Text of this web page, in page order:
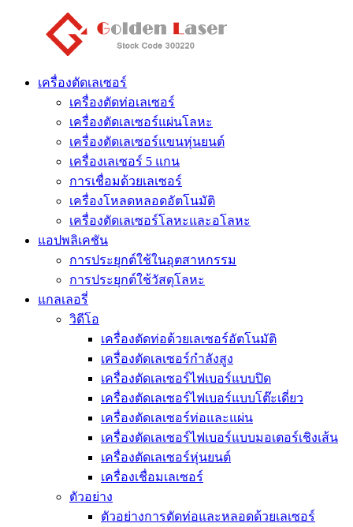
เครื่องตัดเลเซอร์
เครื่องตัดท่อเลเซอร์
เครื่องตัดเลเซอร์แผ่นโลหะ
เครื่องตัดเลเซอร์แขนหุ่นยนต์
เครื่องเลเซอร์ 5 แกน
การเชื่อมด้วยเลเซอร์
เครื่องโหลดหลอดอัตโนมัติ
เครื่องตัดเลเซอร์โลหะและอโลหะ
แอปพลิเคชัน
การประยุกต์ใช้ในอุตสาหกรรม
การประยุกต์ใช้วัสดุโลหะ
แกลเลอรี่
วิดีโอ
เครื่องตัดท่อด้วยเลเซอร์อัตโนมัติ
เครื่องตัดเลเซอร์กำลังสูง
เครื่องตัดเลเซอร์ไฟเบอร์แบบปิด
เครื่องตัดเลเซอร์ไฟเบอร์แบบโต๊ะเดี่ยว
เครื่องตัดเลเซอร์ท่อและแผ่น
เครื่องตัดเลเซอร์ไฟเบอร์แบบมอเตอร์เชิงเส้น
เครื่องตัดเลเซอร์หุ่นยนต์
เครื่องเชื่อมเลเซอร์
ตัวอย่าง
ตัวอย่างการตัดท่อและหลอดด้วยเลเซอร์